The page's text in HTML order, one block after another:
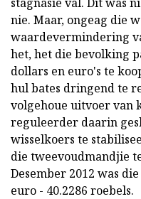
nie. Maar, ongeag die
waardevermindering
het, het die bevolking
dollars en euro's te
hul bates dringend te
volgehoue uitvoer van
reguleerder daarin
wisselkoers te
die tweevoudmandjie
Desember 2012 was
euro - 40.2286 roebels.